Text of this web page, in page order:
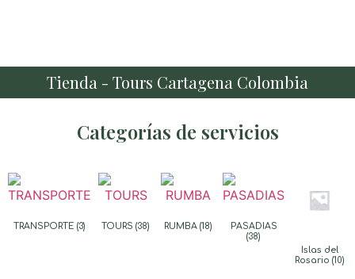
Tienda - Tours Cartagena Colombia
Categorías de servicios
TRANSPORTE (3) TOURS(38) RUMBA (18)
PASADIAS
(38)
Islas del
Rosario (10)